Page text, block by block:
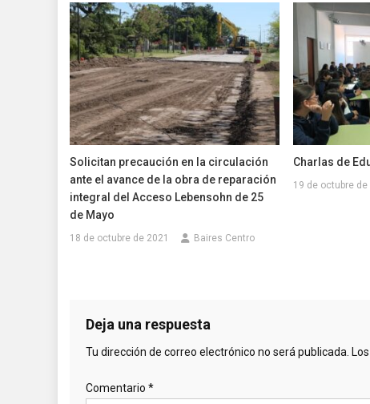
Solicitan precaución en la circulación
ante el avance de la obra de reparación
integral del Acceso Lebensohn de 25
de Mayo
18 de octubre de 2021 Baires Centro
Charlas de
19 de octubre de
Deja una respuesta
Tu dirección de correo electrónico no será publicada.
Comentario *